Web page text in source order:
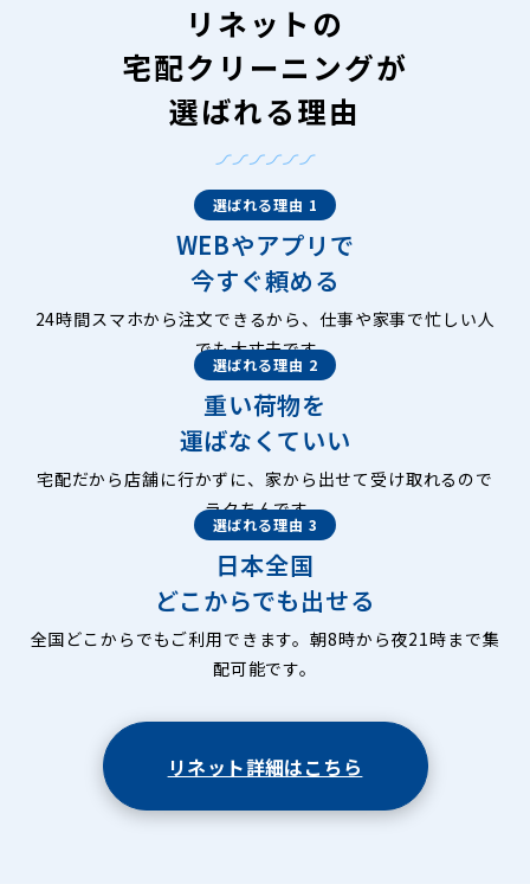
リネットの
宅配クリーニングが
選ばれる理由
選ばれる理由 1
WEBやアプリで
今すぐ頼める
24時間スマホから注文できるから、仕事や家事で忙しい人
でも大丈夫です。
選ばれる理由 2
重い荷物を
運ばなくていい
宅配だから店舗に行かずに、家から出せて受け取れるので
ラクちんです。
選ばれる理由 3
日本全国
どこからでも出せる
全国どこからでもご利用できます。朝8時から夜21時まで集
配可能です。
リネット詳細はこちら